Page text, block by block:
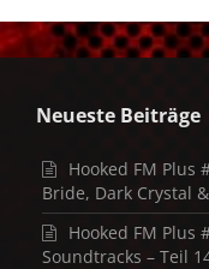
Neueste Beiträge
Hooked FM Plus
Bride, Dark Crystal
Hooked FM Plus
Soundtracks – Teil